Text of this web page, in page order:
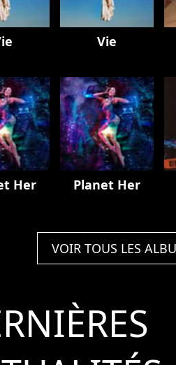
Vie
Her Planet Her
VOIR TOUS LES